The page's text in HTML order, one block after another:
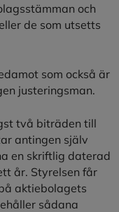
och
de som utsetts
som också är
justeringsman.
två biträden till
antingen själv
en skriftlig daterad
år. Styrelsen får
aktiebolagets
sådana